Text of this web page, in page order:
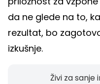
da ne glede na to,
rezultat, bo
izkušnje.
Živi za sanje